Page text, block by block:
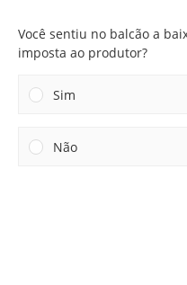
Você sentiu no balcão a
imposta ao produtor?
Sim
Não